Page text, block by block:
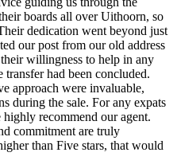
boards all over Uithoorn, so
dedication went beyond just
our post from our old address
willingness to help in any
had been concluded.
approach were invaluable,
during the sale. For any expats
recommend our agent.
commitment are truly
than Five stars, that would